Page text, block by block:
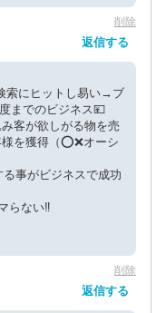
削除
返信する
索にヒットし易い→ブ
までのビジネス💴
客が欲しがる物を売
を獲得（⭕️❌オーシ
事がビジネスで成功
らない‼️
削除
返信する